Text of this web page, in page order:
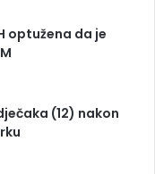
optužena da je
(12) nakon